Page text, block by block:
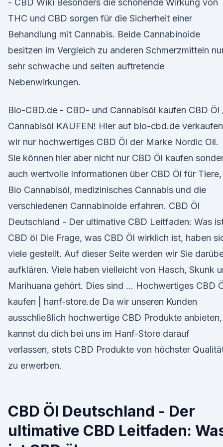
- CBD Wiki Besonders die schonende Wirkung von
THC und CBD sorgen für die Sicherheit einer
Behandlung mit Cannabis. Beide Cannabinoide
besitzen im Vergleich zu anderen Schmerzmitteln
sehr schwache und selten auftretende
Nebenwirkungen.
Bio-CBD.de - CBD- und Cannabisöl kaufen CBD Öl
Cannabisöl KAUFEN! Hier auf bio-cbd.de verkaufen
wir nur hochwertiges CBD Öl der Marke Nordic Oil.
Sie können hier aber nicht nur CBD Öl kaufen
auch wertvolle Informationen über CBD Öl für Tiere,
Bio Cannabisöl, medizinisches Cannabis und die
verschiedenen Cannabinoide erfahren. CBD Öl
Deutschland - Der ultimative CBD Leitfaden: Was
CBD öl Die Frage, was CBD Öl wirklich ist, haben
viele gestellt. Auf dieser Seite werden wir Sie
aufklären. Viele haben vielleicht von Hasch, Skunk
Marihuana gehört. Dies sind … Hochwertiges CBD
kaufen | hanf-store.de Da wir unseren Kunden
ausschließlich hochwertige CBD Produkte anbieten,
kannst du dich bei uns im Hanf-Store darauf
verlassen, stets CBD Produkte von höchster
zu erwerben.
CBD Öl Deutschland - Der
ultimative CBD Leitfaden: